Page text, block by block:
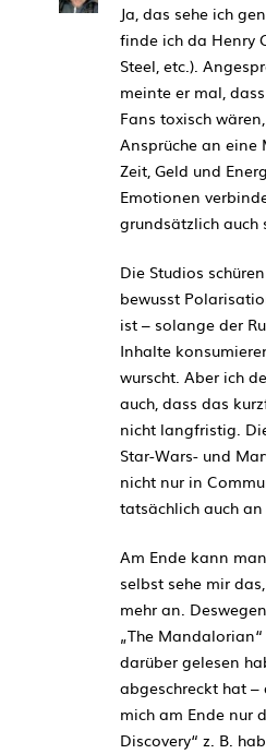
Ja, das sehe ich
finde ich da Henry
Steel, etc.).
meinte er mal,
Fans toxisch
Ansprüche an eine
Zeit, Geld und
Emotionen
grundsätzlich auch
Die Studios
bewusst
ist – solange der
Inhalte
wurscht. Aber ich
auch, dass das
nicht langfristig.
Star-Wars- und
nicht nur in
tatsächlich auch
Am Ende kann
selbst sehe mir
mehr an.
„The
darüber gelesen
abgeschreckt hat –
mich am Ende nur
Discovery“ z. B.